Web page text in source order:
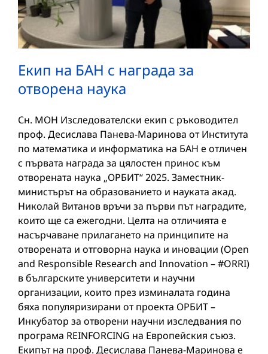
Екип на БАН с награда за
отворена наука
Сн. МОН Изследователски екип с ръководител
проф. Десислава Панева-Маринова от Института
по математика и информатика на БАН е отличен
с първата награда за цялостен принос към
отворената наука „ОРБИТ“ 2025. Заместник-
министърът на образованието и науката акад.
Николай Витанов връчи за първи път наградите,
които ще са ежегодни. Целта на отличията е
насърчаване прилагането на принципите на
отворената и отговорна наука и иновации (Open
and Responsible Research and Innovation – #ORRI)
в българските университети и научни
организации, които през изминалата година
бяха популяризирани от проекта ОРБИТ –
Инкубатор за отворени научни изследвания по
програма REINFORCING на Европейския съюз.
Екипът на проф. Десислава Панева-Маринова е